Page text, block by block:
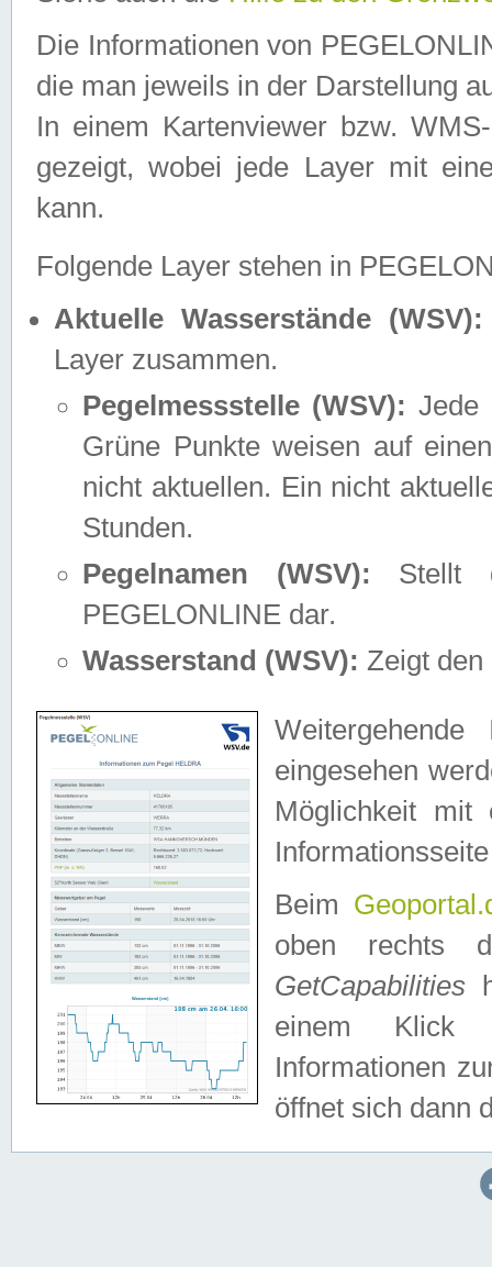
Die Informationen von
die man jeweils in der Darstellung
In einem Kartenviewer bzw.
gezeigt, wobei jede Layer mit
kann.
Folgende Layer stehen in
Aktuelle Wasserstände (WSV):
Layer zusammen.
Pegelmessstelle (WSV): Jede
Grüne Punkte weisen auf
nicht aktuellen. Ein nicht
Stunden.
Pegelnamen (WSV): Stellt
PEGELONLINE dar.
Wasserstand (WSV): Zeigt den
eingesehen
Möglichkeit mit
Beim
oben rechts
GetCapabilities
einem Klick
Informationen
öffnet sich dann